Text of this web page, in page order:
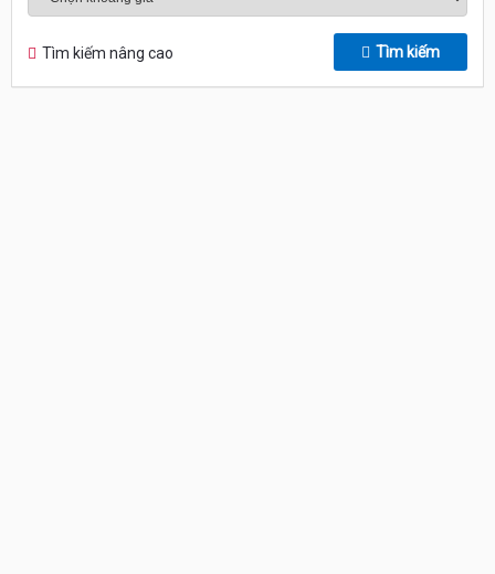
Tìm kiếm nâng cao Tìm kiếm